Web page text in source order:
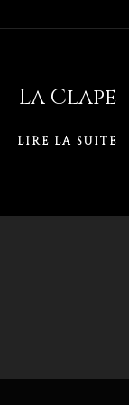
La Clape
LIRE LA SUITE